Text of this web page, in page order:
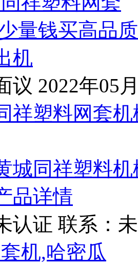
议 2022年05
祥塑料网套
城同祥塑料机
品详情
认证 联系：